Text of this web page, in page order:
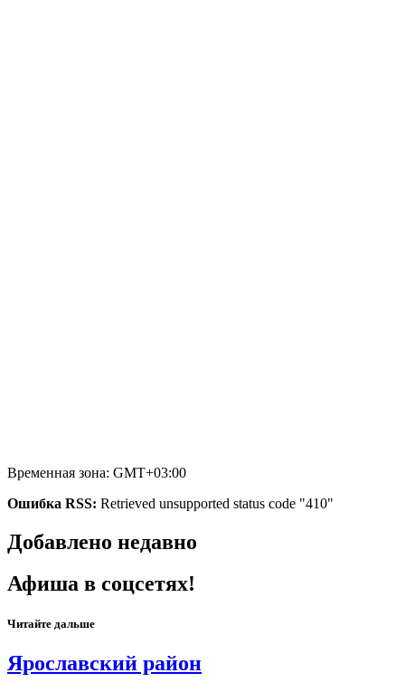
Временная зона: GMT+03:00
Ошибка RSS: Retrieved unsupported status code "410"
Добавлено недавно
Афиша в соцсетях!
Читайте дальше
Ярославский район